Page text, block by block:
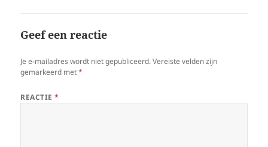
Geef een reactie
Je e-mailadres wordt niet gepubliceerd. Vereiste velden zijn
gemarkeerd met*
REACTIE*